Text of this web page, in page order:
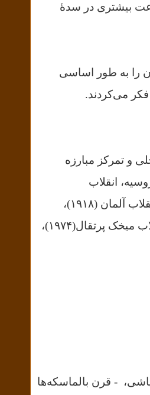
بیشتری در سدهٔ
را به طور اساسی
فکر می‌کردند.
و تمرکز مبارزه
در این سده انقلاب‌های بسیار هم رخ نمودند. از جمله انقلاب ۱۹۰۵ روسیه، انقلاب
مشروطه‌ی ایران (۱۹۰۶)، انقلاب مکزیک (۱۹۱۰)، انقلاب‌های ۱۹۱۷ روسیه، انقلاب آلمان (۱۹۱۸)،
انقلاب چین (۱۹۴۹)، انقلاب ویتنام، انقلاب‌های امریکای مرکزی و جنوبی، انقلاب میخک پرتقال(۱۹۷۴)،
- قرن بالماسکه‌ها